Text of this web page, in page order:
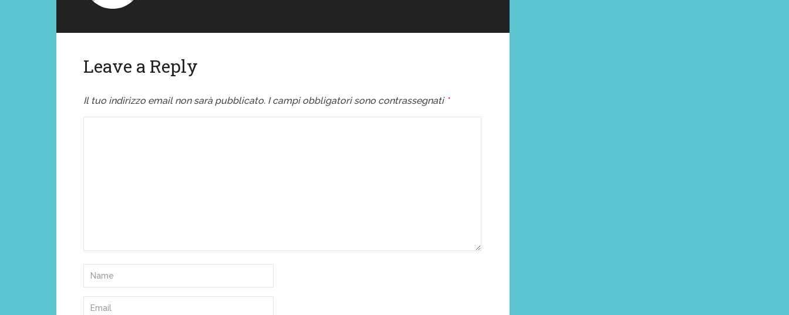
Leave a Reply
Il tuo indirizzo email non sarà pubblicato. I campi obbligatori sono contrassegnati *